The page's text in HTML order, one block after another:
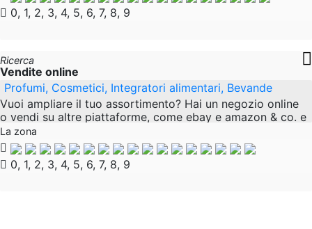
0, 1, 2, 3, 4, 5, 6, 7, 8, 9
Ricerca
Vendite online
Profumi, Cosmetici, Integratori alimentari, Bevande
Vuoi ampliare il tuo assortimento? Hai un negozio online
o vendi su altre piattaforme, come ebay e amazon & co. e
sei alla ricerca di nuovi prodotti? Perfetto. Perché siamo
alla ricerca di partner
La zona
0, 1, 2, 3, 4, 5, 6, 7, 8, 9